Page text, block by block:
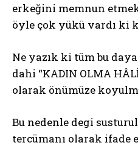
erkeğini memnun
öyle çok yükü vardı ki
Ne yazık ki tüm bu
dahi “KADIN OLMA
olarak önümüze
Bu nedenle degi
tercümanı olarak ifade